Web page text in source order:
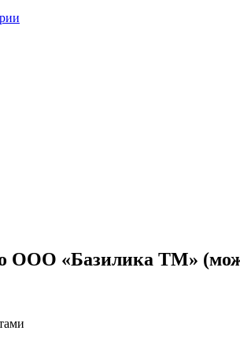
ООО «Базилика ТМ»